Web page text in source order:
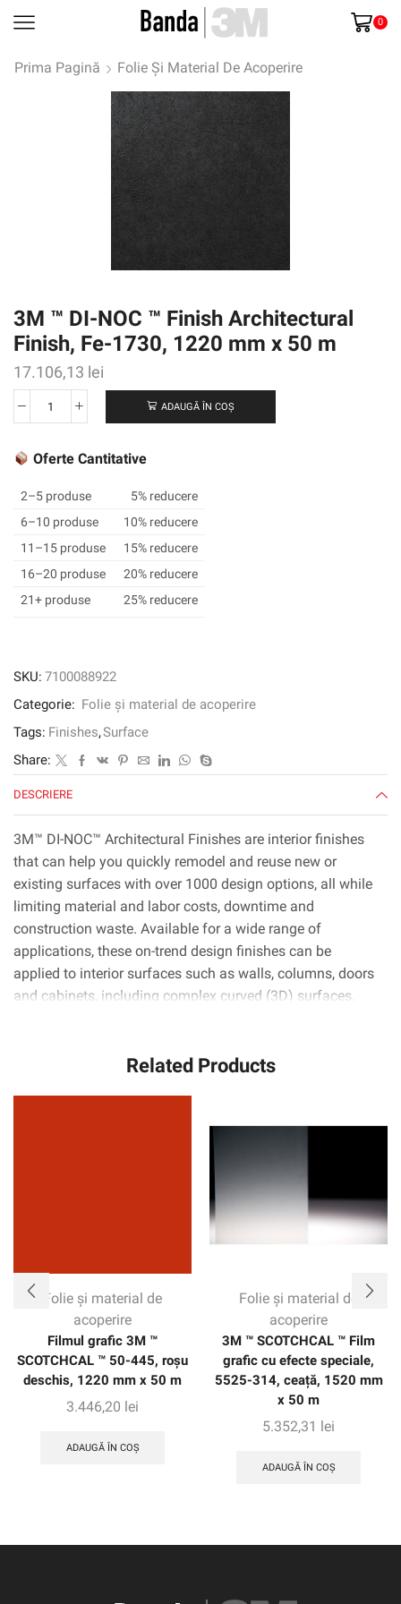
0
Prima Pagină Folie Și Material De Acoperire
3M ™ DI-NOC ™ Finish Architectural
Finish, Fe-1730, 1220 mm x 50 m
17.106,13 lei
Cantitate
™
NOC
Finish
Architectural
Finish,
x
m
ADAUGĂ ÎN COȘ
Oferte Cantitative
2–5 produse
5% reducere
6–10 produse
10% reducere
11–15 produse
15% reducere
16–20 produse
20% reducere
21+ produse
25% reducere
SKU: 7100088922
Categorie: Folie și material de acoperire
Tags: Finishes,Surface
Share:
DESCRIERE
3M™ DI-NOC™ Architectural Finishes are interior finishes
that can help you quickly remodel and reuse new or
existing surfaces with over 1000 design options, all while
limiting material and labor costs, downtime and
construction waste. Available for a wide range of
applications, these on-trend design finishes can be
applied to interior surfaces such as walls, columns, doors
and cabinets, including complex curved (3D) surfaces.
Related Products
Folie și material de
acoperire
Filmul grafic 3M ™
SCOTCHCAL ™ 50-445, roșu
deschis, 1220 mm x 50 m
3.446,20 lei
ADAUGĂ ÎN COȘ
Folie și material de
acoperire
3M ™ SCOTCHCAL ™ Film
grafic cu efecte speciale,
5525-314, ceață, 1520 mm
x 50 m
5.352,31 lei
ADAUGĂ ÎN COȘ